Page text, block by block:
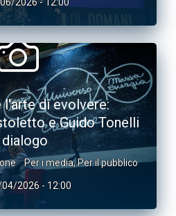
l'arte di evolvere:
e Guido Tonelli
Per i media,Per il pubblico
2026 - 12:00